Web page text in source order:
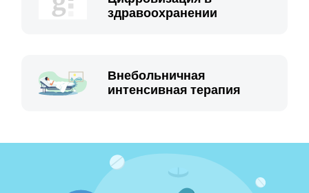
здравоохранении
Внебольничная
интенсивная терапия